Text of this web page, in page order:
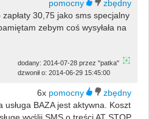
30,75 jako sms specjalny
zebym coś wysyłała na
dodany: 2014-07-28 przez "patka"
dzwonił o: 2014-06-29 15:45:00
6x
usługa BAZA jest aktywna. Koszt